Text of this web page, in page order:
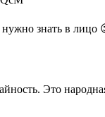
знать в лицо
Это